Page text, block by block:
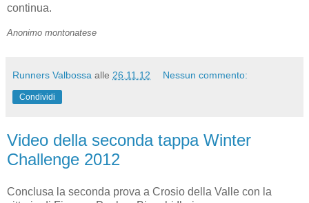
continua.
Anonimo montonatese
Runners Valbossa alle 26.11.12 Nessun commento:
Condividi
Video della seconda tappa Winter
Challenge 2012
Conclusa la seconda prova a Crosio della Valle con la